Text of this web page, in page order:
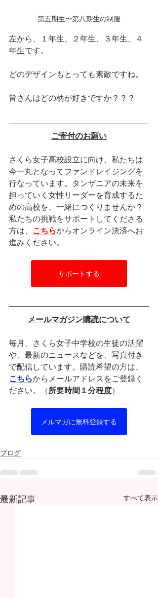
第五期生〜第八期生の制服
左から、１年生、２年生、３年生、４
年生です。
どのデザインもとっても素敵ですね。
皆さんはどの柄が好きですか？？？
ご寄付のお願い
さくら女子高校設立に向け、私たちは
今一丸となってファンドレイジングを
行なっています。タンザニアの未来を
担っていく女性リーダーを育成するた
めの高校を、一緒につくりませんか？
私たちの挑戦をサポートしてくださる
方は、 こちらからオンライン決済へお
進みください。
サポートする
メールマガジン購読について
毎月、さくら女子中学校の生徒の活躍
や、最新のニュースなどを、写真付き
で配信しています。購読希望の方は、
こちらからメールアドレスをご登録く
ださい。（所要時間１分程度）
メルマガに無料登録する
ブログ
最新記事 すべて表示